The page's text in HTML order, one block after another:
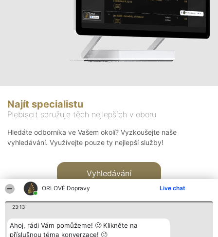
ORLOVÉ Dopravy Live chat
23:13
Ahoj, rádi Vám pomůžeme! 🙂 Klikněte na
příslušnou téma konverzace! 🙂
Najít specialistu
Plebiscit sdružuje těch nejlepších v oboru
Hledáte odborníka ve Vašem okolí? Vyzkoušejte naše
vyhledávání. Využívejte pouze ty nejlepší služby!
Vyhledávání